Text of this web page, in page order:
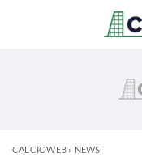
CALCIOWEB» NEWS